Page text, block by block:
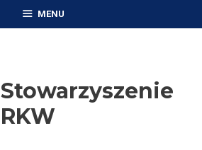
MENU
Stowarzyszenie
RKW